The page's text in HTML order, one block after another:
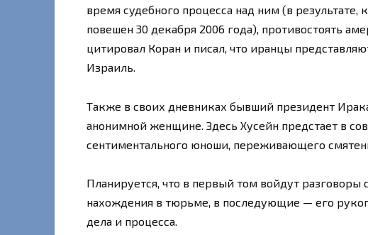
время судебного процесса над ним (в
повешен 30 декабря 2006 года), противостоять
цитировал Коран и писал, что иранцы
Израиль.
Также в своих дневниках бывший президент
анонимной женщине. Здесь Хусейн предстает в
сентиментального юноши, переживающего
Планируется, что в первый том войдут
нахождения в тюрьме, в последующие — его
дела и процесса.